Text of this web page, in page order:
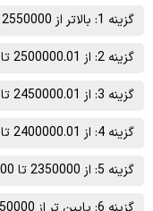
گزینه 1: بالاتر از 2550000
گزینه 2: از 2500000.01 تا 2550000
گزینه 3: از 2450000.01 تا 2500000
گزینه 4: از 2400000.01 تا 2450000
گزینه 5: از 2350000 تا 2400000